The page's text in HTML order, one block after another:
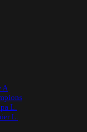
A
L.
L.